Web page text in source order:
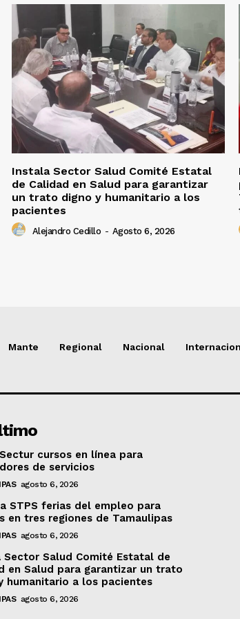
Instala Sector Salud Comité Estatal
de Calidad en Salud para garantizar
un trato digno y humanitario a los
pacientes
Alejandro Cedillo - Agosto 6, 2026
Mante Regional Nacional
cursos en línea para
de servicios
agosto 6, 2026
STPS ferias del empleo para
en tres regiones de Tamaulipas
agosto 6, 2026
Sector Salud Comité Estatal de
en Salud para garantizar un trato
humanitario a los pacientes
agosto 6, 2026